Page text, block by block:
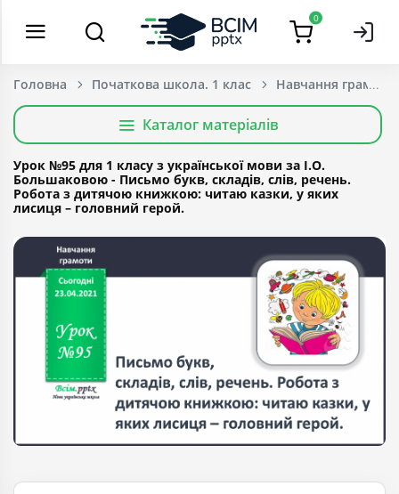
0
Головна Початкова школа. 1 клас Навчання грамоти
Каталог матеріалів
Урок №95 для 1 класу з української мови за І.О.
Большаковою - Письмо букв, складів, слів, речень.
Робота з дитячою книжкою: читаю казки, у яких
лисиця – головний герой.